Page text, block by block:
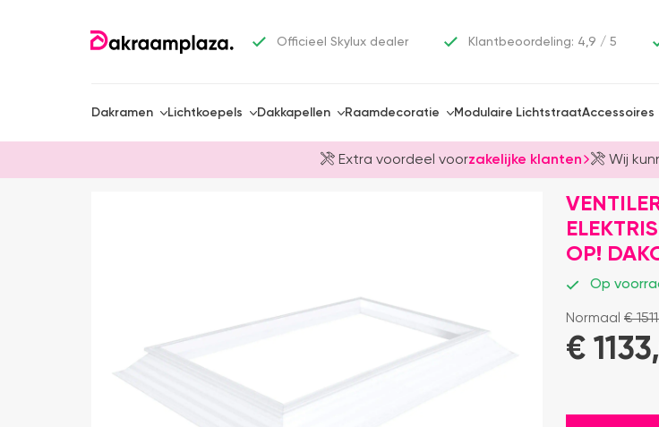
Officieel Skylux dealer Klantbeoordeling: 4,9 / 5
Dakramen Lichtkoepels Dakkapellen Raamdecoratie Modulaire LichtstraatAccessoires
Extra voordeel voorzakelijke klanten Wij
OP!
Op
Normaal €
€